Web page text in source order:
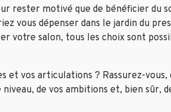
rester motivé que de bénéficier du
vous dépenser dans le jardin du
votre salon, tous les choix sont
et vos articulations ? Rassurez-
de vos ambitions et, bien sûr,